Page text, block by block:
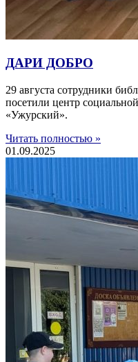
ДАРИ ДОБРО
29 августа сотрудники
посетили центр
«Ужурский».
Читать полностью »
01.09.2025